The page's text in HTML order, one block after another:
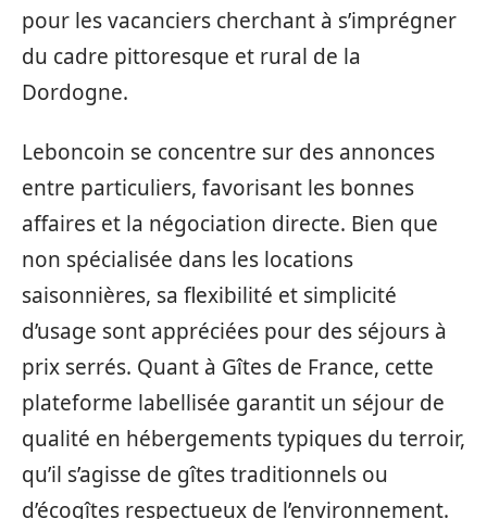
pour les vacanciers cherchant à s’imprégner
du cadre pittoresque et rural de la
Dordogne.
Leboncoin se concentre sur des annonces
entre particuliers, favorisant les bonnes
affaires et la négociation directe. Bien que
non spécialisée dans les locations
saisonnières, sa flexibilité et simplicité
d’usage sont appréciées pour des séjours à
prix serrés. Quant à Gîtes de France, cette
plateforme labellisée garantit un séjour de
qualité en hébergements typiques du terroir,
qu’il s’agisse de gîtes traditionnels ou
d’écogîtes respectueux de l’environnement.